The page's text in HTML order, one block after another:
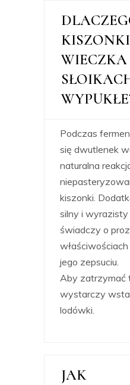
Podczas
się dwutlenek
naturalna
kiszonki.
silny i
świadczy o
jego zepsuciu.
Aby zatrzymać
wystarczy
lodówki.
JAK